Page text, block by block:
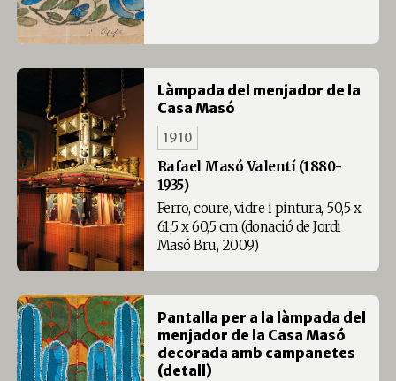
Làmpada del menjador de la
Casa Masó
1910
Rafael Masó Valentí (1880-
1935)
Ferro, coure, vidre i pintura, 50,5 x
61,5 x 60,5 cm (donació de Jordi
Masó Bru, 2009)
Pantalla per a la làmpada del
menjador de la Casa Masó
decorada amb campanetes
(detall)